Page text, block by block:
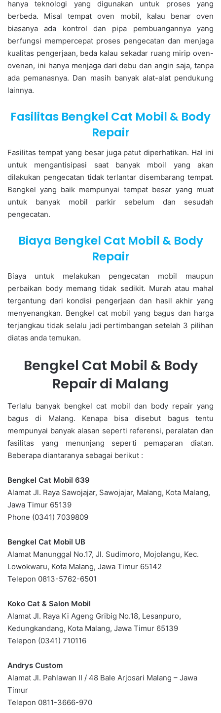
hanya teknologi yang digunakan untuk proses yang
berbeda. Misal tempat oven mobil, kalau benar oven
biasanya ada kontrol dan pipa pembuangannya yang
berfungsi mempercepat proses pengecatan dan menjaga
kualitas pengerjaan, beda kalau sekadar ruang mirip oven-
ovenan, ini hanya menjaga dari debu dan angin saja, tanpa
ada pemanasnya. Dan masih banyak alat-alat pendukung
lainnya.
Fasilitas Bengkel Cat Mobil & Body
Repair
Fasilitas tempat yang besar juga patut diperhatikan. Hal ini
untuk mengantisipasi saat banyak mboil yang akan
dilakukan pengecatan tidak terlantar disembarang tempat.
Bengkel yang baik mempunyai tempat besar yang muat
untuk banyak mobil parkir sebelum dan sesudah
pengecatan.
Biaya Bengkel Cat Mobil & Body
Repair
Biaya untuk melakukan pengecatan mobil maupun
perbaikan body memang tidak sedikit. Murah atau mahal
tergantung dari kondisi pengerjaan dan hasil akhir yang
menyenangkan. Bengkel cat mobil yang bagus dan harga
terjangkau tidak selalu jadi pertimbangan setelah 3 pilihan
diatas anda temukan.
Bengkel Cat Mobil & Body
Repair di Malang
Terlalu banyak bengkel cat mobil dan body repair yang
bagus di Malang. Kenapa bisa disebut bagus tentu
mempunyai banyak alasan seperti referensi, peralatan dan
fasilitas yang menunjang seperti pemaparan diatan.
Beberapa diantaranya sebagai berikut :
Bengkel Cat Mobil 639
Alamat Jl. Raya Sawojajar, Sawojajar, Malang, Kota Malang,
Jawa Timur 65139
Phone (0341) 7039809
Bengkel Cat Mobil UB
Alamat Manunggal No.17, Jl. Sudimoro, Mojolangu, Kec.
Lowokwaru, Kota Malang, Jawa Timur 65142
Telepon 0813-5762-6501
Koko Cat & Salon Mobil
Alamat Jl. Raya Ki Ageng Gribig No.18, Lesanpuro,
Kedungkandang, Kota Malang, Jawa Timur 65139
Telepon (0341) 710116
Andrys Custom
Alamat Jl. Pahlawan II / 48 Bale Arjosari Malang – Jawa
Timur
Telepon 0811-3666-970